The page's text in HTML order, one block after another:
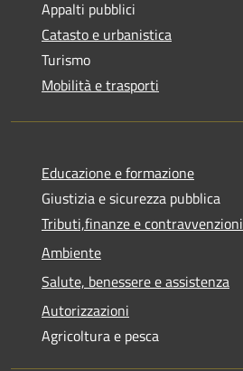
Appalti pubblici
Catasto e urbanistica
Turismo
Mobilità e trasporti
Educazione e formazione
Giustizia e sicurezza pubblica
Tributi,finanze e contravvenzioni
Ambiente
Salute, benessere e assistenza
Autorizzazioni
Agricoltura e pesca